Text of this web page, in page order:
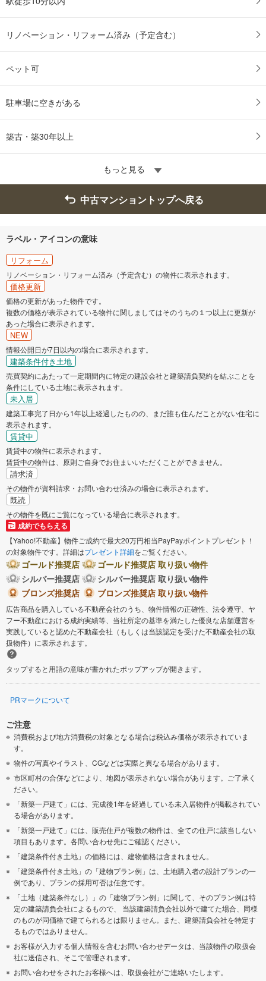
リノベーション・リフォーム済み（予定含む）
ペット可
駐車場に空きがある
築古・築30年以上
もっと見る
中古マンショントップへ戻る
ラベル・アイコンの意味
リフォーム
リノベーション・リフォーム済み（予定含む）の物件に表示されます。
価格更新
価格の更新があった物件です。
複数の価格が表示されている物件に関しましてはそのうちの１つ以上に更新が
あった場合に表示されます。
NEW
情報公開日が7日以内の場合に表示されます。
建築条件付き土地
売買契約にあたって一定期間内に特定の建設会社と建築請負契約を結ぶことを
条件にしている土地に表示されます。
未入居
建築工事完了日から1年以上経過したものの、まだ誰も住んだことがない住宅に
表示されます。
賃貸中
賃貸中の物件に表示されます。
賃貸中の物件は、原則ご自身でお住まいいただくことができません。
請求済
その物件が資料請求・お問い合わせ済みの場合に表示されます。
既読
その物件を既にご覧になっている場合に表示されます。
成約でもらえる
【Yahoo!不動産】物件ご成約で最大20万円相当PayPayポイントプレゼント！
の対象物件です。詳細はプレゼント詳細をご覧ください。
ゴールド推奨店
ゴールド推奨店 取り扱い物件
シルバー推奨店
シルバー推奨店 取り扱い物件
ブロンズ推奨店
ブロンズ推奨店 取り扱い物件
広告商品を購入している不動産会社のうち、物件情報の正確性、法令遵守、ヤ
フー不動産における成約実績等、当社所定の基準を満たした優良な店舗運営を
実践していると認めた不動産会社（もしくは当該認定を受けた不動産会社の取
扱物件）に表示されます。
タップすると用語の意味が書かれたポップアップが開きます。
PRマークについて
ご注意
消費税および地方消費税の対象となる場合は税込み価格が表示されていま
す。
物件の写真やイラスト、CGなどは実際と異なる場合があります。
市区町村の合併などにより、地図が表示されない場合があります。ご了承く
ださい。
「新築一戸建て」には、完成後1年を経過している未入居物件が掲載されてい
る場合があります。
「新築一戸建て」には、販売住戸が複数の物件は、全ての住戸に該当しない
項目もあります。各問い合わせ先にご確認ください。
「建築条件付き土地」の価格には、建物価格は含まれません。
「建築条件付き土地」の「建物プラン例」は、土地購入者の設計プランの一
例であり、プランの採用可否は任意です。
「土地（建築条件なし）」の「建物プラン例」に関して、そのプラン例は特
定の建築請負会社によるもので、 当該建築請負会社以外で建てた場合、同様
のものが同価格で建てられるとは限りません。また、建築請負会社を特定す
るものではありません。
お客様が入力する個人情報を含むお問い合わせデータは、当該物件の取扱会
社に送信され、そこで管理されます。
お問い合わせをされたお客様へは、取扱会社がご連絡いたします。